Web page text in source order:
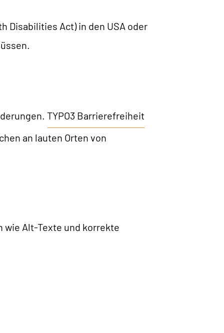
Disabilities Act) in den USA oder
TYPO3 Barrierefreiheit
an lauten Orten von
wie Alt-Texte und korrekte